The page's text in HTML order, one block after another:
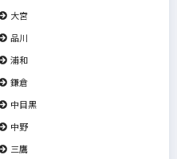
大宮
品川
浦和
鎌倉
中目黒
中野
三鷹